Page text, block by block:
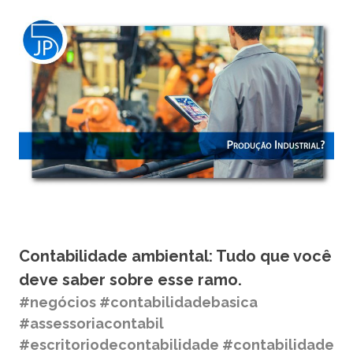
Contabilidade ambiental: Tudo que você
deve saber sobre esse ramo.
#negócios #contabilidadebasica
#assessoriacontabil
#escritoriodecontabilidade #contabilidade